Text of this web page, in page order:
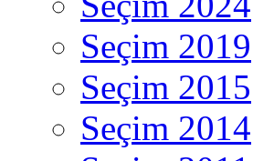
Seçim 2019
Seçim 2015
Seçim 2014